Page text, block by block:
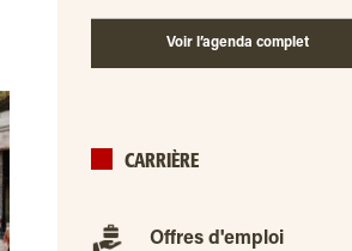
Voir l’agenda complet
CARRIÈRE
Offres d'emploi